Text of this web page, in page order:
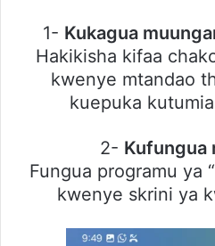
1- Kukagua
Hakikisha kifaa
kwenye mtandao
kuepuka
2- Kufungua
Fungua programu ya
kwenye skrini ya